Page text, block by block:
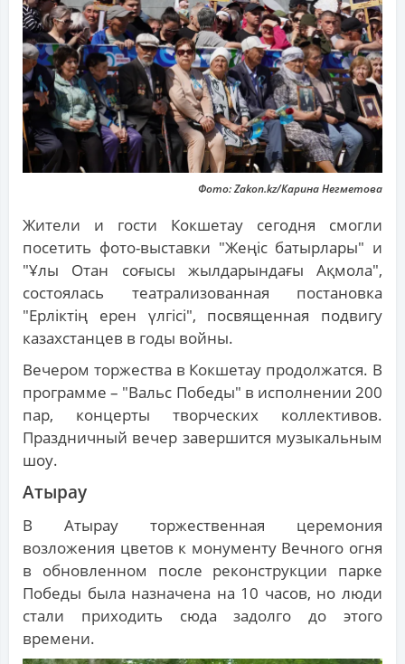
Фото: Zakon.kz/Карина Негметова
Жители и гости Кокшетау сегодня смогли
посетить фото-выставки "Жеңіс батырлары" и
"Ұлы Отан соғысы жылдарындағы Ақмола",
состоялась театрализованная постановка
"Ерліктің ерен үлгісі", посвященная подвигу
казахстанцев в годы войны.
Вечером торжества в Кокшетау продолжатся. В
программе – "Вальс Победы" в исполнении 200
пар, концерты творческих коллективов.
Праздничный вечер завершится музыкальным
шоу.
Атырау
В Атырау торжественная церемония
возложения цветов к монументу Вечного огня
в обновленном после реконструкции парке
Победы была назначена на 10 часов, но люди
стали приходить сюда задолго до этого
времени.